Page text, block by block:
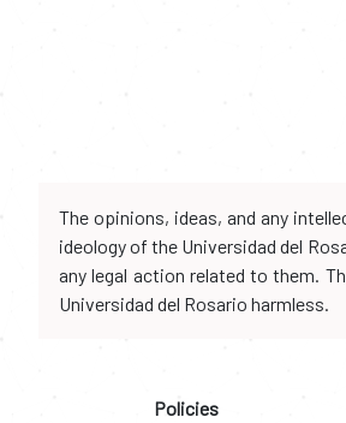
The opinions, ideas, and any
ideology of the Universidad del
any legal action related to them.
Universidad del Rosario harmless.
Policies